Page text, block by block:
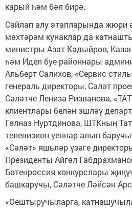
карый һәм бәя бирә.
Сайлап алу этапларында жюри
мөхтәрәм кунаклар да
министры Азат Кадыйров,
һәм Идел буе районнары
Альберт Салихов, «Сервис
генераль директоры, Сәләт
Сәләтче Лениза Ризванова,
клиентлары белән эшләү
Гөлназ Нуртдинова, ШТКның
телевизион уеннар алып
«Сәләт» яшьләр үзәге
Президенты Айгөл
Бөтенроссия конкурслары
башкаручы, Сәләтче Ләйсән
«Оештыручыларга,